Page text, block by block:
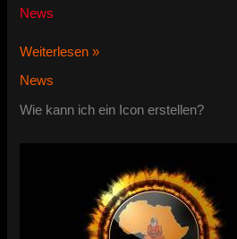
News
Webseite
Icon
auf
Weiterlesen »
News
Wie kann ich ein Icon erstellen?